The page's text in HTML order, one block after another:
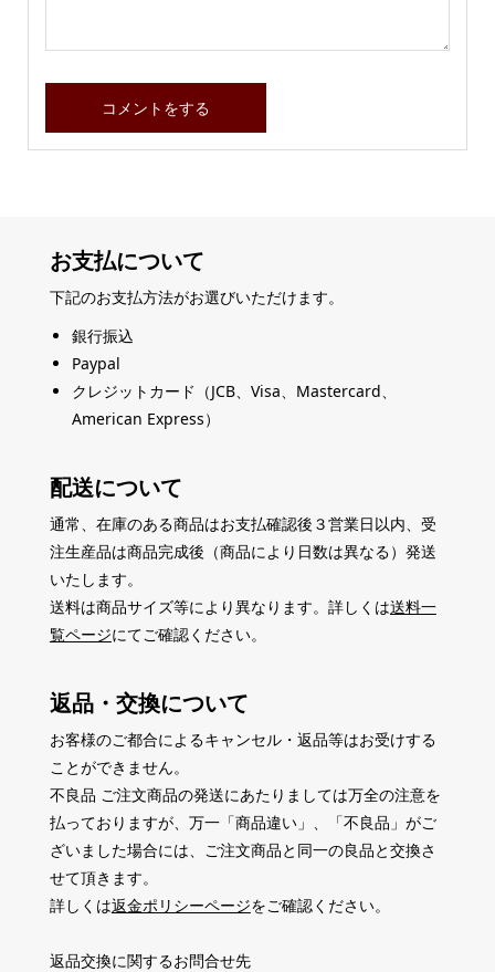
お支払について
下記のお支払方法がお選びいただけます。
銀行振込
Paypal
クレジットカード（JCB、Visa、Mastercard、
American Express）
配送について
通常、在庫のある商品はお支払確認後３営業日以内、受
注生産品は商品完成後（商品により日数は異なる）発送
いたします。
送料は商品サイズ等により異なります。詳しくは送料一
覧ページにてご確認ください。
返品・交換について
お客様のご都合によるキャンセル・返品等はお受けする
ことができません。
不良品 ご注文商品の発送にあたりましては万全の注意を
払っておりますが、万一「商品違い」、「不良品」がご
ざいました場合には、ご注文商品と同一の良品と交換さ
せて頂きます。
詳しくは返金ポリシーページをご確認ください。
返品交換に関するお問合せ先